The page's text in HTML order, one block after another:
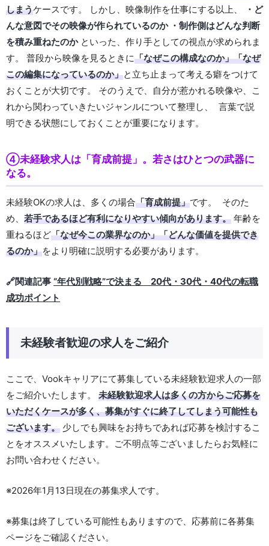
しまうケースです。 しかし、映像制作を仕事にする以上、
・ど
んな意図でその映像が作られているのか ・制作側はどんな判断
を積み重ねたのかといった、作り手としての視点が求められま
す。 普段から映像を見るときに「なぜこの構成なのか」「なぜ
この編集になっているのか」と立ち止まって考える癖をつけて
おくことが大切です。 そのうえで、自分が惹かれる映像や、こ
れから関わっていきたいジャンルについて整理し、 言葉で説
明できる状態にしておくことが重要になります。
④未経験求人は「育成前提」。若さはひとつの武器に
なる。
未経験OKの求人は、多くの場合「育成前提」です。 そのた
め、 若手であるほど有利になりやすい傾向があります。 年齢を
重ねるほど「なぜ今この業界なのか」「どんな価値を提供でき
るのか」をより明確に説明する必要があります。
🔗関連記事 “年代別戦略”で決まる 20代・30代・40代の転職
成功ポイント
未経験者歓迎の求人をご紹介
ここで、Vookキャリアにて募集している未経験歓迎求人の一部
をご紹介いたします。 未経験歓迎求人は多くの方からご応募を
いただくケースが多く、募集がすぐに終了してしまう可能性も
ございます。 少しでも興味をお持ちであれば応募を検討するこ
とをオススメいたします。ご不明点等ございましたらお気軽に
お問い合わせください。
※2026年1月13日現在の募集求人です。
※募集は終了している可能性もありますので、応募前に各募集
ページをご確認ください。